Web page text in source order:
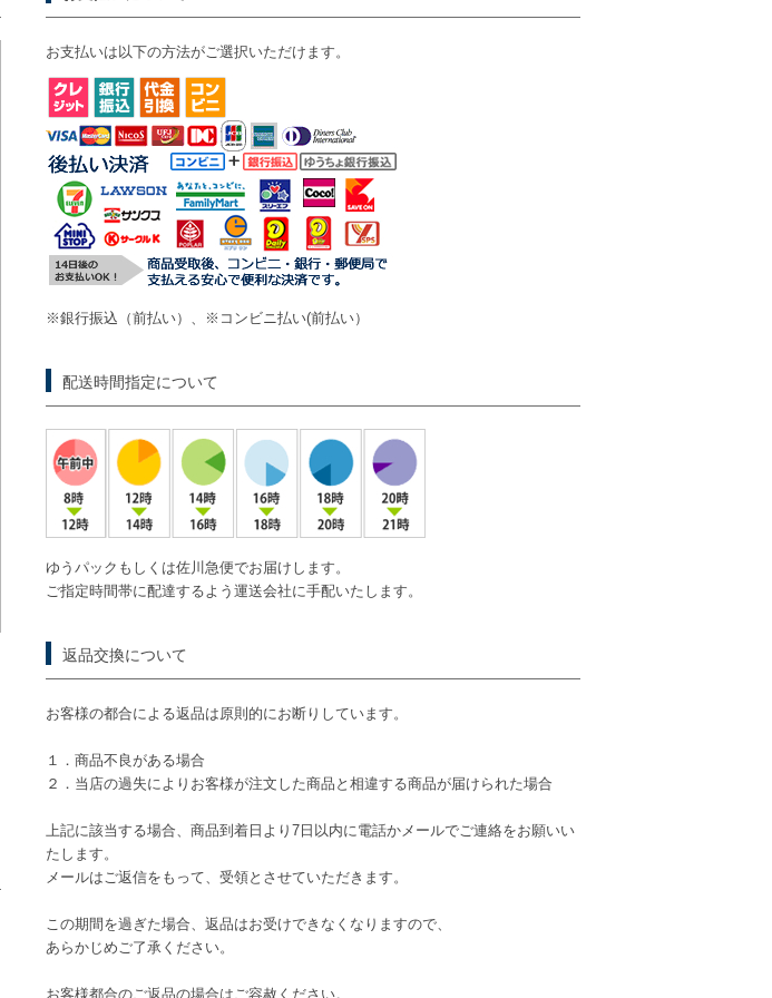
お支払いは以下の方法がご選択いただけます。
※銀行振込（前払い）、※コンビニ払い(前払い）
配送時間指定について
ゆうパックもしくは佐川急便でお届けします。
ご指定時間帯に配達するよう運送会社に手配いたします。
返品交換について
お客様の都合による返品は原則的にお断りしています。
１．商品不良がある場合
２．当店の過失によりお客様が注文した商品と相違する商品が届けられた場合
上記に該当する場合、商品到着日より7日以内に電話かメールでご連絡をお願いい
たします。
メールはご返信をもって、受領とさせていただきます。
この期間を過ぎた場合、返品はお受けできなくなりますので、
あらかじめご了承ください。
お客様都合のご返品の場合はご容赦ください。